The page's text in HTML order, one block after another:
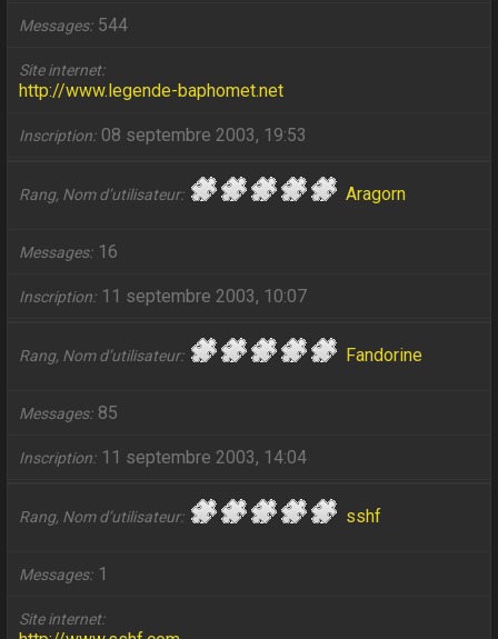
Messages 544
Site internet
http://www.legende-baphomet.net
Inscription 08 septembre 2003, 19:53
Rang, Nom d’utilisateur Aragorn
Messages 16
Inscription 11 septembre 2003, 10:07
Rang, Nom d’utilisateur Fandorine
Messages 85
Inscription 11 septembre 2003, 14:04
Rang, Nom d’utilisateur sshf
Messages 1
Site internet